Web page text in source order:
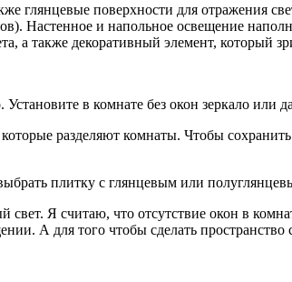
глянцевые поверхности для отражения
Настенное и напольное освещение
также декоративный элемент, который
в комнате без окон зеркало или
разделяют комнаты. Чтобы
плитку с глянцевым или
Я считаю, что отсутствие окон в
А для того чтобы сделать пространство